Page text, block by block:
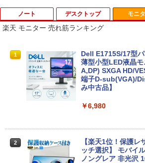
ノート
1
【中古】 SONY
on M 440 512MB
世代のPC 均一 ジ
￥3,500
本体のみ・コード
novo 300e
B0034JP Bランク
デスクトップ モニ
楽天 モニター 売れ筋ランキング
1
Dell E1715S/17型
薄型小型LED液晶
A,DP) SXGA HD/
端子D-sub(VGA)/
み中古品】
￥6,980
2
【楽天1位！保護レ
ッチ選択】 モバイ
ノングレア 非光沢